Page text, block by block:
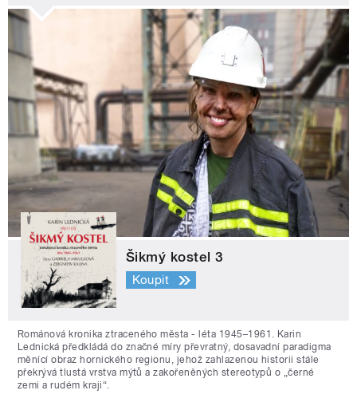
Šikmý kostel 3
Koupit
Románová kronika ztraceného města - léta 1945–1961. Karin
Lednická předkládá do značné míry převratný, dosavadní paradigma
měnící obraz hornického regionu, jehož zahlazenou historii stále
překrývá tlustá vrstva mýtů a zakořeněných stereotypů o „černé
zemi a rudém kraji“.